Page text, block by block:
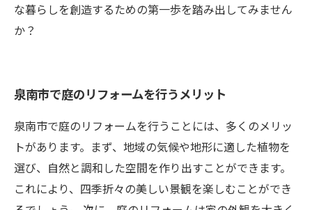
な暮らしを創造するための第一歩を踏み出してみません
か？
泉南市で庭のリフォームを行うメリット
泉南市で庭のリフォームを行うことには、多くのメリッ
トがあります。まず、地域の気候や地形に適した植物を
選び、自然と調和した空間を作り出すことができます。
これにより、四季折々の美しい景観を楽しむことができ